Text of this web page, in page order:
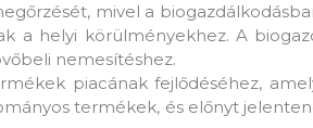
mivel a
a helyi körülményekhez. A
nemesítéshez.
piacának fejlődéséhez,
termékek, és előnyt